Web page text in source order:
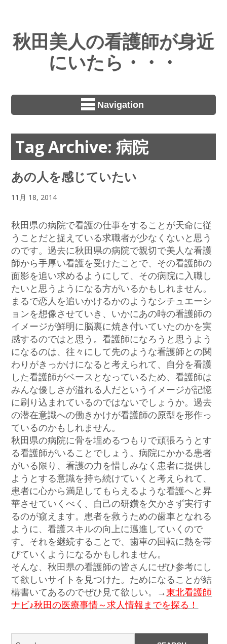
秋田美人の看護師が身近
にいたら・・・
Navigation
Tag Archive: 病院
あの人を感じていたい
11月 18, 2014
秋田県の病院で看護の仕事をすることが天命に従
うことだと捉えている求職者が少なくないと思う
のです。過去に秋田県の病院で親切で美人な看護
師から手厚い看護を受けたことで、その看護師の
面影を追い求めるようにして、その病院に入職し
たいと思うようになる方がいるかもしれません。
まるで恋人を追いかけるかのようなシチュエーシ
ョンを想像させていき、いかにあの時の看護師の
イメージが鮮明に脳裏に焼き付いていたのかを実
感するのではと思う。看護師になろうと思うよう
になるのは、往々にして先のような看護師との関
わりがきっかけになると考えられて、自分を看護
した看護師がベースとなっているため、看護師は
みんな優しさが溢れる人だというイメージが記憶
に刷り込まれているのではないでしょうか。過去
の潜在意識への働きかけが看護師の原型を形作っ
ているのかもしれません。
秋田県の病院に骨を埋めるつもりで頑張ろうとす
る看護師がいることでしょう。病院にかかる患者
がいる限り、看護の力を惜しみなく患者に提供し
ようとする意識を持ち続けていくと考えられて、
患者に心から満足してもらえるような看護へと昇
華させていくべく、自己の研鑽を欠かさず実行す
るのが窺えます。患者を救うための歯車となれる
ように、看護スキルの向上に邁進していくので
す。それを継続することで、歯車の回転に熱を帯
びていくようになるかもしれません。
そんな、秋田県の看護師の皆さんにぜひ参考にし
て欲しいサイトを見つけた。ためになることが結
構書いてあるのでぜひ見て欲しい。→東北看護師
ナビ♪秋田の医療事情～求人情報までを探る！